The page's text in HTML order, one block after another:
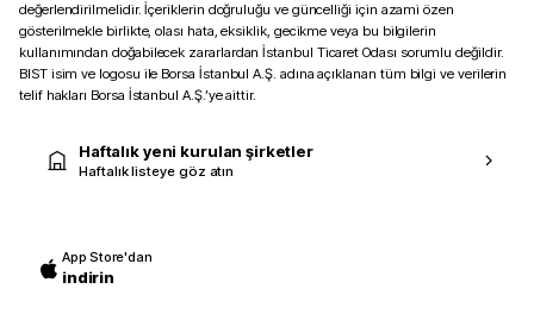
değerlendirilmelidir. İçeriklerin doğruluğu ve güncelliği için azami özen
gösterilmekle birlikte, olası hata, eksiklik, gecikme veya bu bilgilerin
kullanımından doğabilecek zararlardan İstanbul Ticaret Odası sorumlu değildir.
BIST isim ve logosu ile Borsa İstanbul A.Ş. adına açıklanan tüm bilgi ve verilerin
telif hakları Borsa İstanbul A.Ş.’ye aittir.
Haftalık yeni kurulan şirketler
Haftalık listeye göz atın
App Store'dan
indirin